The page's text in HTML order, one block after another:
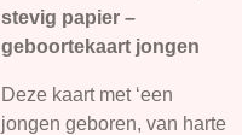
stevig papier –
geboortekaart jongen
Deze kaart met ‘een
jongen geboren, van harte